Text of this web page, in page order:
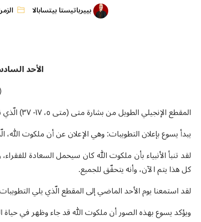
بييرباتيستا بيتسابالا
الأحد
المقطع الإنجيلي الطويل من بشارة متى (متى ٥، ١٧- ٣٧) الّذي نقرأه هذا الأحد، يأتي في سياق عظة الجبل. هو جزء منها.
يبدأ يسوع بإعلان التطويبات: وهي الإعلان عن أن ملكوت
كل هذا يتم الآن، وأنه يتحقّق للجميع.
لقد استمعنا يوم الأحد الماضي إلى المقطع الّذي يلي
ويؤكد يسوع بهذه الصور أن ملكوت الله قد جاء وظهر في